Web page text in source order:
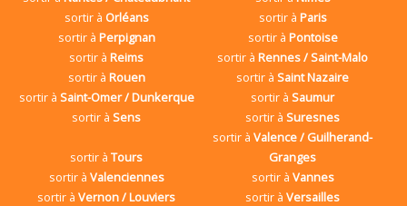
sortir à Orléans sortir à Paris
sortir à Perpignan sortir à Pontoise
sortir àReims sortir àRennes / Saint-Malo
sortir à Rouen sortir àSaint Nazaire
sortir à Saint-Omer / Dunkerque sortir àSaumur
sortir àSens sortir àSuresnes
sortir àTours
sortir àValence / Guilherand-
Granges
sortir à Valenciennes sortir à Vannes
sortir àVernon / Louviers sortir àVersailles